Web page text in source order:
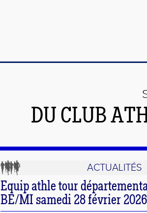
DU CLUB
ACTUALITÉS
Equip athle tour
BE/MI samedi 28 février 2026